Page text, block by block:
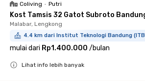
Coliving • Putri
Kost Tamsis 32 Gatot Subroto
Malabar, Lengkong
4.4 km dari Institut Teknologi Bandung
mulai dari Rp1.400.000 /bulan
Lihat info lebih banyak